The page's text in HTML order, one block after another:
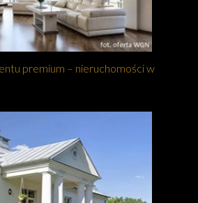
premium – nieruchomości w